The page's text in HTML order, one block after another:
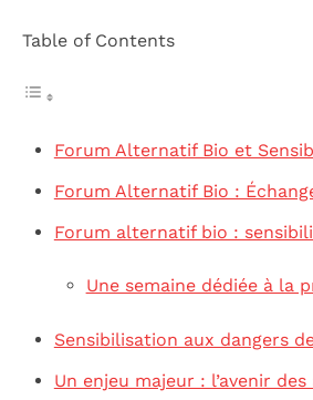
Table of Contents
Forum Alternatif Bio et
Forum Alternatif Bio :
Forum alternatif bio :
Une semaine dédiée à la
Sensibilisation aux dangers
Un enjeu majeur : l’avenir